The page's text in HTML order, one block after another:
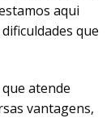
aqui
que
atende
vantagens,